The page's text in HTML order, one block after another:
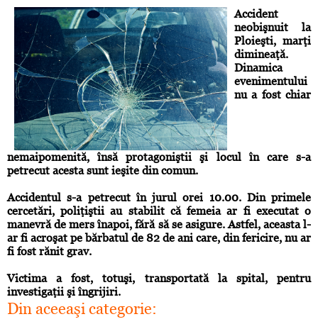
Accident
neobişnuit la
Ploieşti, marţi
dimineaţă.
Dinamica
evenimentului
nu a fost chiar
nemaipomenită, însă protagoniştii şi locul în care s-a
petrecut acesta sunt ieşite din comun.
Accidentul s-a petrecut în jurul orei 10.00. Din primele
cercetări, poliţiştii au stabilit că femeia ar fi executat o
manevră de mers înapoi, fără să se asigure. Astfel, aceasta l-
ar fi acroşat pe bărbatul de 82 de ani care, din fericire, nu ar
fi fost rănit grav.
Victima a fost, totuşi, transportată la spital, pentru
investigaţii şi îngrijiri.
Din aceeaşi categorie: